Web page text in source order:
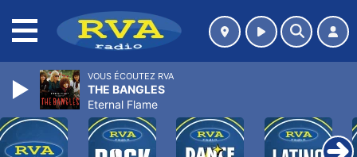
VOUS ÉCOUTEZ RVA
THE BANGLES
Eternal Flame